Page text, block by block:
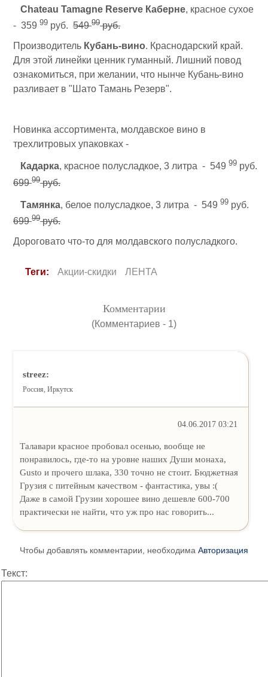
Chateau Tamagne Reserve Каберне, красное сухое
- 359 99 руб. 54999руб.
Производитель Кубань-вино. Краснодарский край.
Для этой линейки ценник гуманный. Лишний повод
ознакомиться, при желании, что нынче Кубань-вино
разливает в "Шато Тамань Резерв".
Новинка ассортимента, молдавское вино в
трехлитровых упаковках -
Кадарка, красное полусладкое, 3 литра - 549 99 руб.
69999руб.
Тамянка, белое полусладкое, 3 литра - 549 99 руб.
69999руб.
Дороговато что-то для молдавского полусладкого.
Теги: Акции-скидки ЛЕНТА
Комментарии
(Комментариев - 1)
streez:
Россия, Иркутск
04.06.2017 03:21
Талавари красное пробовал осенью, вообще не
понравилось, где-то на уровне наших Души монаха,
Gusto и прочего шлака, 330 точно не стоит. Бюджетная
Грузия с питейным качеством - фантастика, увы :(
Даже в самой Грузии хорошее вино дешевле 600-700
практически не найти, что уж про нас говорить...
Чтобы добавлять комментарии, необходима Авторизация
Текст: